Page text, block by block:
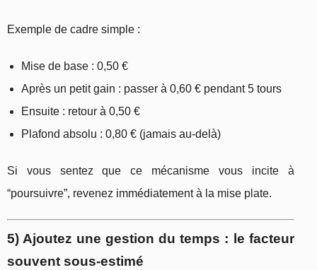
Exemple de cadre simple :
Mise de base : 0,50 €
Après un petit gain : passer à 0,60 € pendant 5 tours
Ensuite : retour à 0,50 €
Plafond absolu : 0,80 € (jamais au-delà)
Si vous sentez que ce mécanisme vous incite à
“poursuivre”, revenez immédiatement à la mise plate.
5) Ajoutez une gestion du temps : le facteur
souvent sous-estimé